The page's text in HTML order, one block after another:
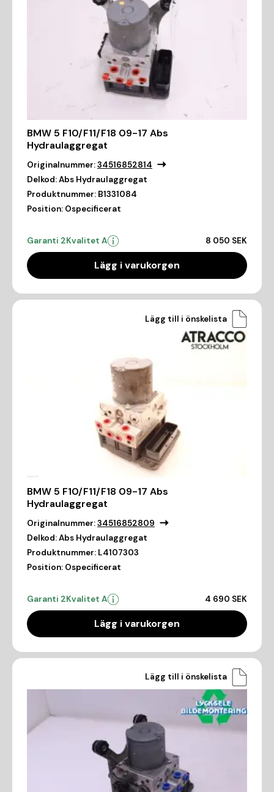
BMW 5 F10/F11/F18 09-17 Abs
Hydraulaggregat
Originalnummer:34516852814
Delkod:Abs Hydraulaggregat
Produktnummer: B1331084
Position: Ospecificerat
Garanti 2Kvalitet A 8 050 SEK
Lägg i varukorgen
Lägg till i önskelista
BMW 5 F10/F11/F18 09-17 Abs
Hydraulaggregat
Originalnummer:34516852809
Delkod:Abs Hydraulaggregat
Produktnummer: L4107303
Position: Ospecificerat
Garanti 2Kvalitet A 4 690 SEK
Lägg i varukorgen
Lägg till i önskelista